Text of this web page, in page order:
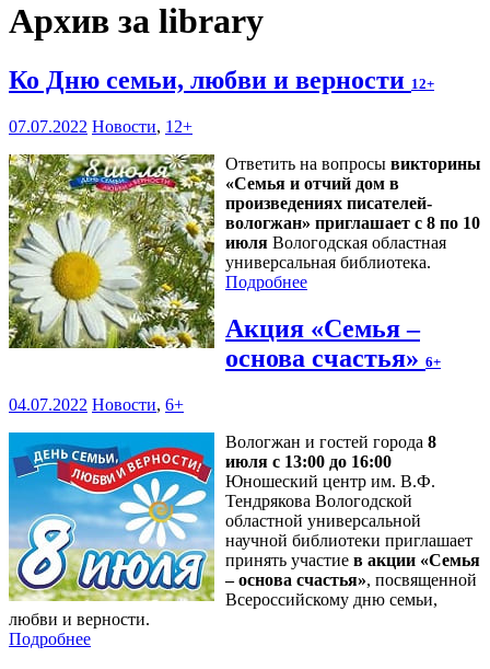
Архив за library
Ко Дню семьи, любви и верности 12+
07.07.2022 Новости, 12+
Ответить на вопросы викторины
«Семья и отчий дом в
произведениях писателей-
вологжан» приглашает с 8 по 10
июля Вологодская областная
универсальная библиотека.
Подробнее
Акция «Семья –
основа счастья» 6+
04.07.2022 Новости, 6+
Вологжан и гостей города 8
июля с 13:00 до 16:00
Юношеский центр им. В.Ф.
Тендрякова Вологодской
областной универсальной
научной библиотеки приглашает
принять участие в акции «Семья
– основа счастья», посвященной
Всероссийскому дню семьи,
любви и верности.
Подробнее